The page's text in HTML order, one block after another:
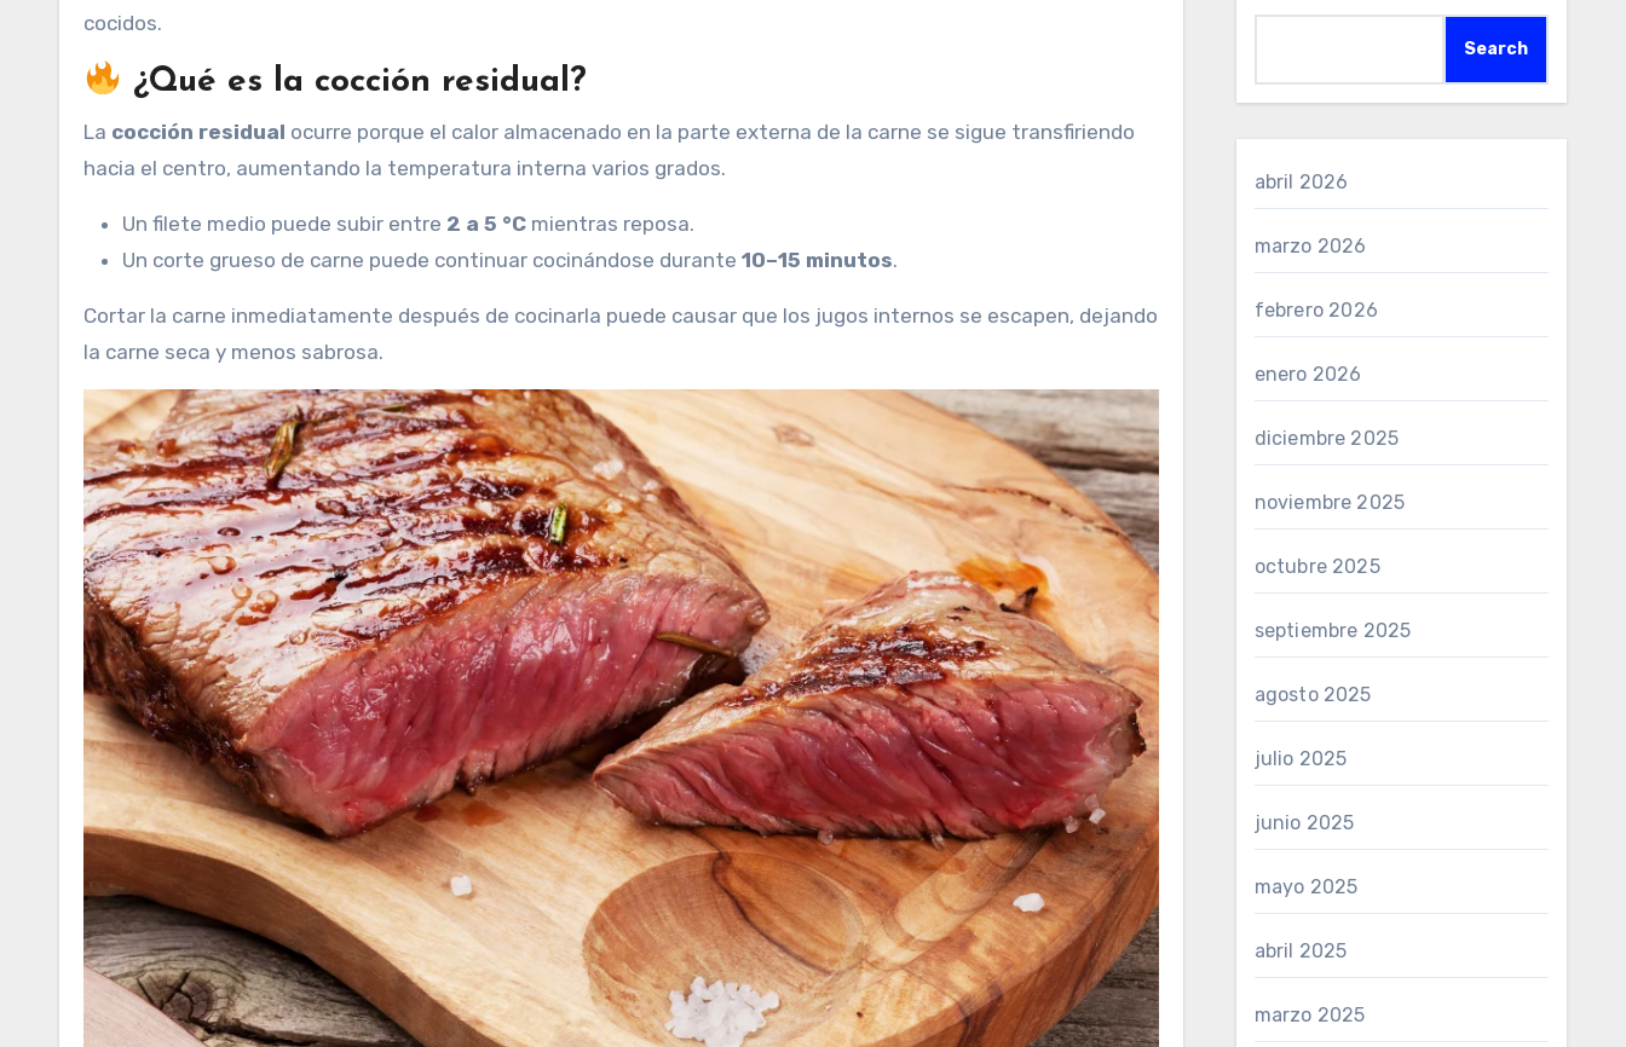
cocidos.
¿Qué es la cocción residual?
La cocción residual ocurre porque el calor almacenado en la parte externa de la carne se sigue transfiriendo
hacia el centro, aumentando la temperatura interna varios grados.
Un filete medio puede subir entre 2 a 5 °C mientras reposa.
Un corte grueso de carne puede continuar cocinándose durante 10–15 minutos.
Cortar la carne inmediatamente después de cocinarla puede causar que los jugos internos se escapen, dejando
la carne seca y menos sabrosa.
Search
abril 2026
marzo 2026
febrero 2026
enero 2026
diciembre 2025
noviembre 2025
octubre 2025
septiembre 2025
agosto 2025
julio 2025
junio 2025
mayo 2025
abril 2025
marzo 2025